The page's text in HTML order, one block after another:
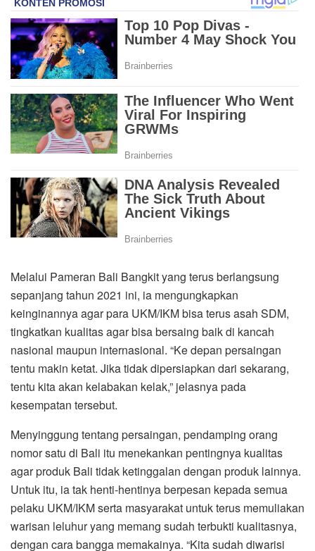
Melalui Pameran Bali Bangkit yang terus berlangsung
sepanjang tahun 2021 ini, ia mengungkapkan
keinginannya agar para UKM/IKM bisa terus asah SDM,
tingkatkan kualitas agar bisa bersaing baik di kancah
nasional maupun internasional. “Ke depan persaingan
tentu makin ketat. Jika tidak dipersiapkan dari sekarang,
tentu kita akan kelabakan kelak,” jelasnya pada
kesempatan tersebut.
Menyinggung tentang persaingan, pendamping orang
nomor satu di Bali itu menekankan pentingnya kualitas
agar produk Bali tidak ketinggalan dengan produk lainnya.
Untuk itu, ia tak henti-hentinya berpesan kepada semua
pelaku UKM/IKM serta masyarakat untuk terus memuliakan
warisan leluhur yang memang sudah terbukti kualitasnya,
dengan cara bangga memakainya. “Kita sudah diwarisi